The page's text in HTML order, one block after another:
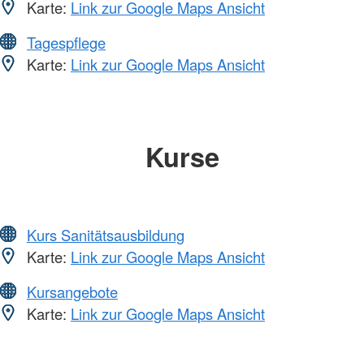
Karte: Link zur Google Maps Ansicht
Tagespflege
Karte: Link zur Google Maps Ansicht
Kurse
Kurs Sanitätsausbildung
Karte: Link zur Google Maps Ansicht
Kursangebote
Karte: Link zur Google Maps Ansicht